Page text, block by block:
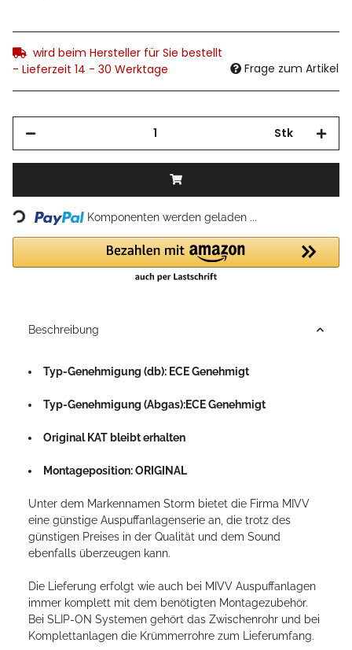
wird beim Hersteller für Sie bestellt
- Lieferzeit 14 - 30 Werktage
Frage zum Artikel
Stk
Loading... Komponenten werden geladen ...
Beschreibung
Typ-Genehmigung (db): ECE Genehmigt
Typ-Genehmigung (Abgas):ECE Genehmigt
Original KAT bleibt erhalten
Montageposition: ORIGINAL
Unter dem Markennamen Storm bietet die Firma MIVV
eine günstige Auspuffanlagenserie an, die trotz des
günstigen Preises in der Qualität und dem Sound
ebenfalls überzeugen kann.
Die Lieferung erfolgt wie auch bei MIVV Auspuffanlagen
immer komplett mit dem benötigten Montagezubehör.
Bei SLIP-ON Systemen gehört das Zwischenrohr und bei
Komplettanlagen die Krümmerrohre zum Lieferumfang.